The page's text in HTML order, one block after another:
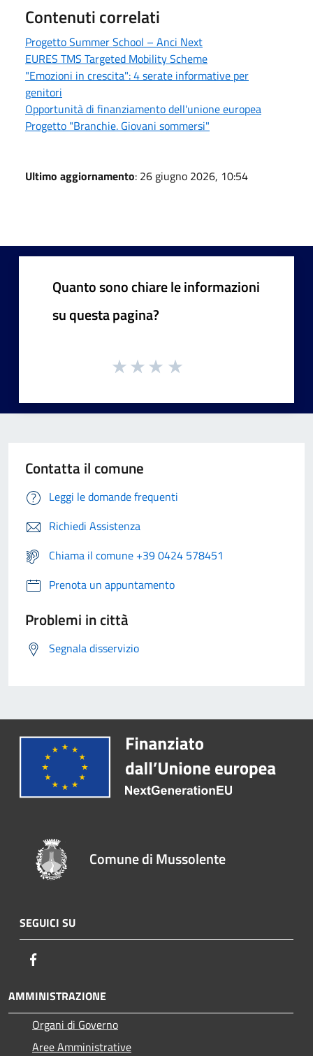
Contenuti correlati
Progetto Summer School – Anci Next
EURES TMS Targeted Mobility Scheme
"Emozioni in crescita": 4 serate informative per
genitori
Opportunità di finanziamento dell'unione europea
Progetto "Branchie. Giovani sommersi"
Ultimo aggiornamento: 26 giugno 2026, 10:54
Quanto sono chiare le informazioni
su questa pagina?
Contatta il comune
Leggi le domande frequenti
Richiedi Assistenza
Chiama il comune +39 0424 578451
Prenota un appuntamento
Problemi in città
Segnala disservizio
Comune di Mussolente
SEGUICI SU
AMMINISTRAZIONE
Organi di Governo
Aree Amministrative